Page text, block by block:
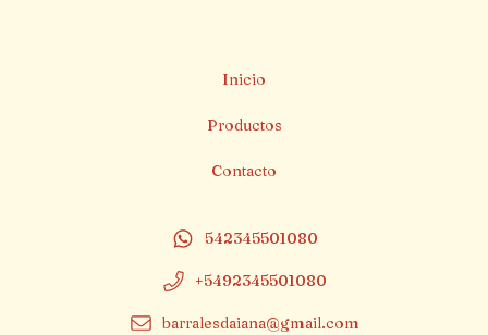
Inicio
Productos
Contacto
542345501080
+5492345501080
barralesdaiana@gmail.com